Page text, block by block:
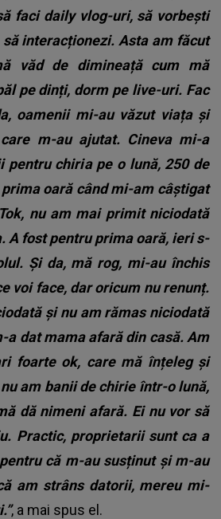
faci daily vlog-uri, să vorbești
interacționezi. Asta am făcut
văd de dimineață cum mă
pe dinți, dorm pe live-uri. Fac
oamenii mi-au văzut viața și
m-au ajutat. Cineva mi-a
pentru chiria pe o lună, 250 de
oară când mi-am câștigat
nu am mai primit niciodată
A fost pentru prima oară, ieri s-
Și da, mă rog, mi-au închis
voi face, dar oricum nu renunț.
și nu am rămas niciodată
a dat mama afară din casă. Am
foarte ok, care mă înțeleg și
am banii de chirie într-o lună,
dă nimeni afară. Ei nu vor să
Practic, proprietarii sunt ca a
că m-au susținut și m-au
am strâns datorii, mereu mi-
, a mai spus el.